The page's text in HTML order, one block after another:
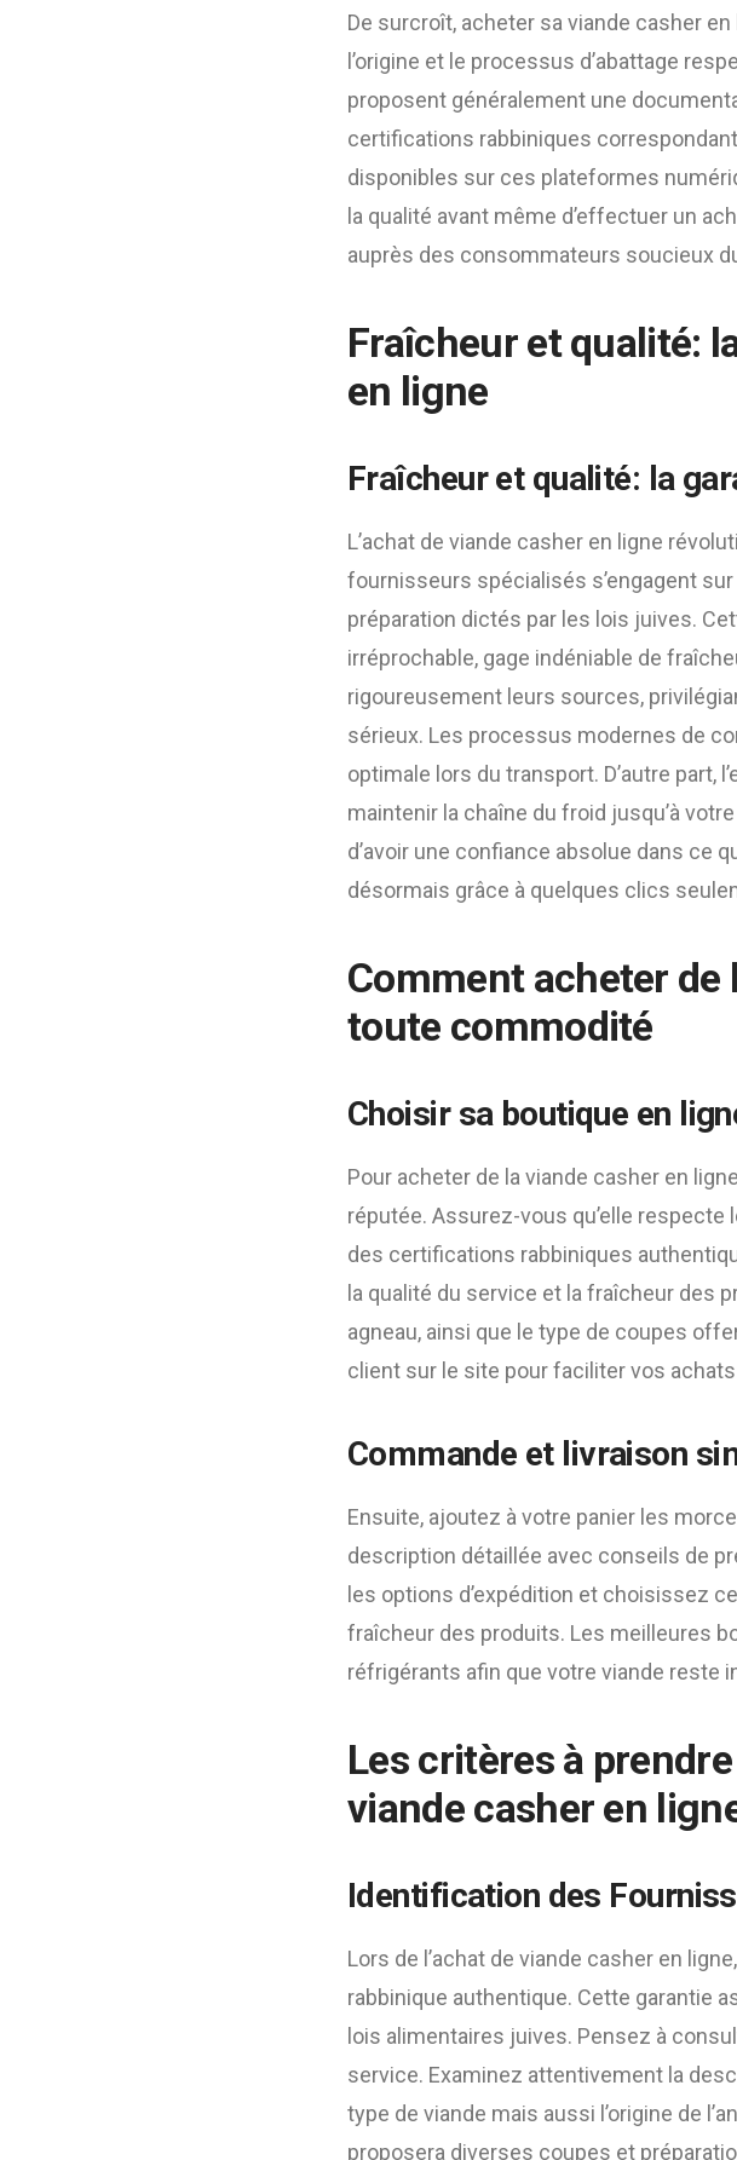
De surcroît, acheter sa viande casher
l’origine et le processus d’abattage
proposent généralement une
certifications rabbiniques
disponibles sur ces plateformes
la qualité avant même d’effectuer un
auprès des consommateurs soucieux
Fraîcheur et qualité:
en ligne
Fraîcheur et qualité: la
L’achat de viande casher en ligne
fournisseurs spécialisés s’engagent
préparation dictés par les lois juives.
irréprochable, gage indéniable de
rigoureusement leurs sources,
sérieux. Les processus modernes de
optimale lors du transport. D’autre part,
maintenir la chaîne du froid jusqu’à
d’avoir une confiance absolue dans ce
désormais grâce à quelques clics
Comment acheter de
toute commodité
Choisir sa boutique en
Pour acheter de la viande casher en
réputée. Assurez-vous qu’elle
des certifications rabbiniques
la qualité du service et la fraîcheur des
agneau, ainsi que le type de coupes
client sur le site pour faciliter vos
Commande et livraison
Ensuite, ajoutez à votre panier les
description détaillée avec conseils de
les options d’expédition et choisissez
fraîcheur des produits. Les meilleures
réfrigérants afin que votre viande reste
Les critères à
viande casher en
Identification des
Lors de l’achat de viande casher en
rabbinique authentique. Cette garantie
lois alimentaires juives. Pensez à
service. Examinez attentivement la
type de viande mais aussi l’origine de
proposera diverses coupes et